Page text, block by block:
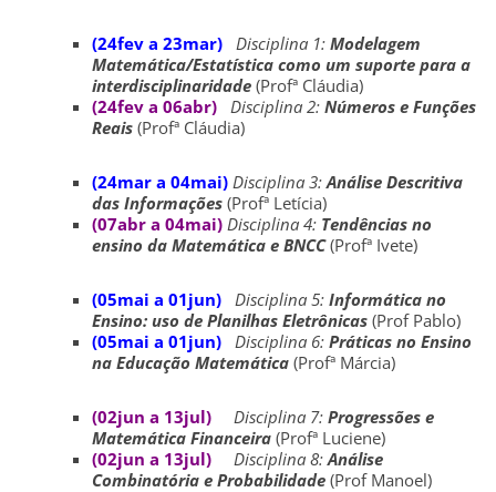
(24fev a 23mar) Disciplina 1:Modelagem
Matemática/Estatística como um suporte para a
interdisciplinaridade (Profª Cláudia)
(24fev a 06abr)
Disciplina 2:Números e Funções
Reais (Profª Cláudia)
(24mar a 04mai) Disciplina 3:Análise Descritiva
das Informações (Profª Letícia)
(07abr a 04mai)Disciplina 4: Tendências no
ensino da Matemática e BNCC(Profª Ivete)
(05mai a 01jun) Disciplina 5: Informática no
Ensino: uso de Planilhas Eletrônicas (Prof Pablo)
(05mai a 01jun)
Disciplina 6: Práticas no Ensino
na Educação Matemática (Profª Márcia)
(02jun a 13jul) Disciplina 7: Progressões e
Matemática Financeira (Profª Luciene)
(02jun a 13jul)
Disciplina 8:Análise
Combinatória e Probabilidade (Prof Manoel)